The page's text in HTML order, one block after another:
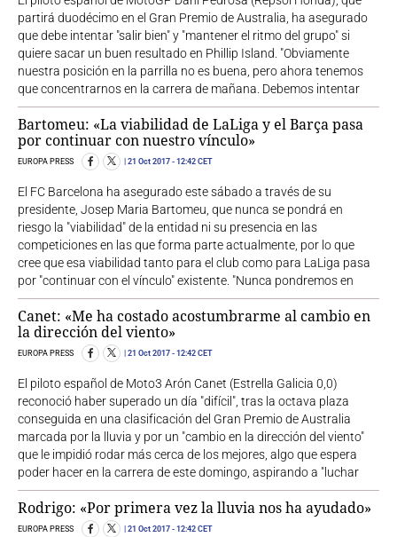
partirá duodécimo en el Gran Premio de Australia, ha asegurado
que debe intentar "salir bien" y "mantener el ritmo del grupo" si
quiere sacar un buen resultado en Phillip Island. "Obviamente
nuestra posición en la parrilla no es buena, pero ahora tenemos
que concentrarnos en la carrera de mañana. Debemos intentar
Bartomeu: «La viabilidad de LaLiga y el Barça pasa
por continuar con nuestro vínculo»
EUROPA PRESS 21 Oct 2017 - 12:42 CET
El FC Barcelona ha asegurado este sábado a través de su
presidente, Josep Maria Bartomeu, que nunca se pondrá en
riesgo la "viabilidad" de la entidad ni su presencia en las
competiciones en las que forma parte actualmente, por lo que
cree que esa viabilidad tanto para el club como para LaLiga pasa
por "continuar con el vínculo" existente. "Nunca pondremos en
Canet: «Me ha costado acostumbrarme al cambio en
la dirección del viento»
EUROPA PRESS 21 Oct 2017 - 12:42 CET
El piloto español de Moto3 Arón Canet (Estrella Galicia 0,0)
reconoció haber superado un día "difícil", tras la octava plaza
conseguida en una clasificación del Gran Premio de Australia
marcada por la lluvia y por un "cambio en la dirección del viento"
que le impidió rodar más cerca de los mejores, algo que espera
poder hacer en la carrera de este domingo, aspirando a "luchar
Rodrigo: «Por primera vez la lluvia nos ha ayudado»
EUROPA PRESS 21 Oct 2017 - 12:42 CET